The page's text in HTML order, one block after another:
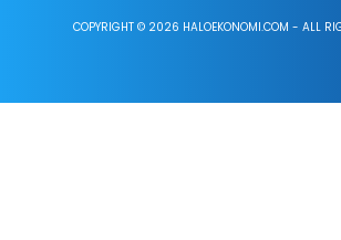
COPYRIGHT © 2026 HALOEKONOMI.COM - ALL